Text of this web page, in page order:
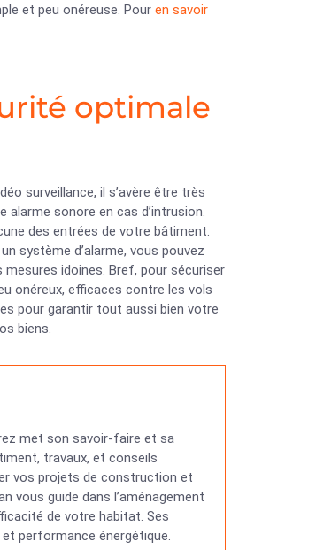
et peu onéreuse. Pour en savoir
optimale
surveillance, il s’avère être très
alarme sonore en cas d’intrusion.
des entrées de votre bâtiment.
système d’alarme, vous pouvez
idoines. Bref, pour sécuriser
onéreux, efficaces contre les vols
pour garantir tout aussi bien votre
biens.
met son savoir-faire et sa
travaux, et conseils
vos projets de construction et
vous guide dans l’aménagement
de votre habitat. Ses
performance énergétique.